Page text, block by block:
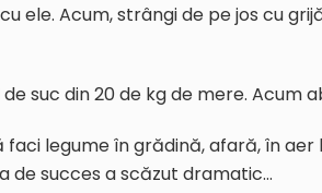
ele. Acum, strângi de pe jos cu
suc din 20 de kg de mere. Acum
legume în grădină, afară, în aer
de succes a scăzut dramatic…